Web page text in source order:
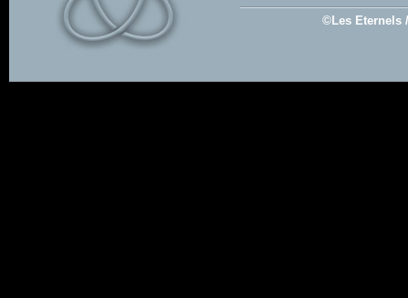
©Les Eternels